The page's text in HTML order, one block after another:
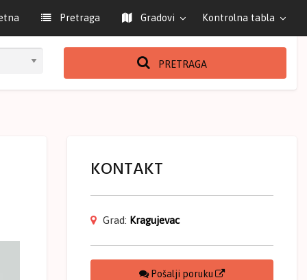
Pretraga Gradovi Kontrolna tabla
PRETRAGA
KONTAKT
Grad: Kragujevac
Pošalji poruku